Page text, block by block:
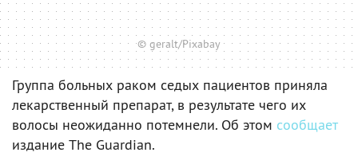
© geralt/Pixabay
Группа больных раком седых пациентов приняла
лекарственный препарат, в результате чего их
волосы неожиданно потемнели. Об этом сообщает
издание The Guardian.